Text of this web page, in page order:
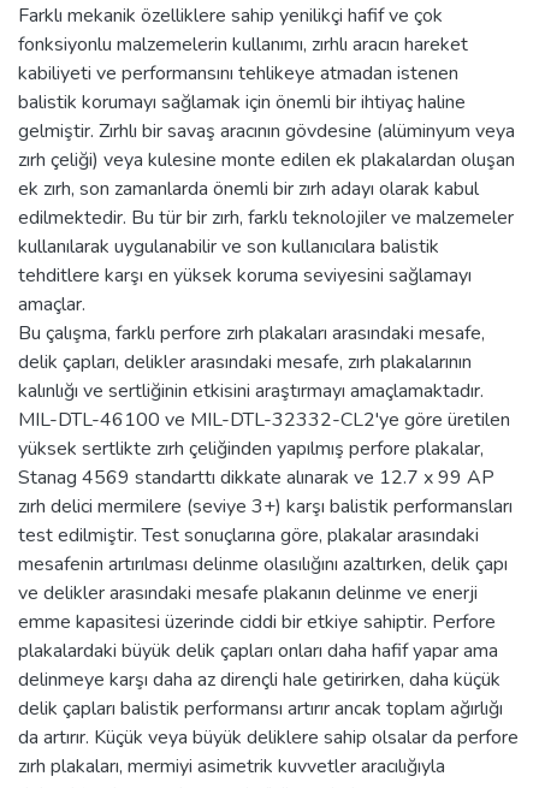
Farklı mekanik özelliklere sahip yenilikçi hafif ve çok
fonksiyonlu malzemelerin kullanımı, zırhlı aracın hareket
kabiliyeti ve performansını tehlikeye atmadan istenen
balistik korumayı sağlamak için önemli bir ihtiyaç haline
gelmiştir. Zırhlı bir savaş aracının gövdesine (alüminyum veya
zırh çeliği) veya kulesine monte edilen ek plakalardan oluşan
ek zırh, son zamanlarda önemli bir zırh adayı olarak kabul
edilmektedir. Bu tür bir zırh, farklı teknolojiler ve malzemeler
kullanılarak uygulanabilir ve son kullanıcılara balistik
tehditlere karşı en yüksek koruma seviyesini sağlamayı
amaçlar.
Bu çalışma, farklı perfore zırh plakaları arasındaki mesafe,
delik çapları, delikler arasındaki mesafe, zırh plakalarının
kalınlığı ve sertliğinin etkisini araştırmayı amaçlamaktadır.
MIL-DTL-46100 ve MIL-DTL-32332-CL2'ye göre üretilen
yüksek sertlikte zırh çeliğinden yapılmış perfore plakalar,
Stanag 4569 standarttı dikkate alınarak ve 12.7 x 99 AP
zırh delici mermilere (seviye 3+) karşı balistik performansları
test edilmiştir. Test sonuçlarına göre, plakalar arasındaki
mesafenin artırılması delinme olasılığını azaltırken, delik çapı
ve delikler arasındaki mesafe plakanın delinme ve enerji
emme kapasitesi üzerinde ciddi bir etkiye sahiptir. Perfore
plakalardaki büyük delik çapları onları daha hafif yapar ama
delinmeye karşı daha az dirençli hale getirirken, daha küçük
delik çapları balistik performansı artırır ancak toplam ağırlığı
da artırır. Küçük veya büyük deliklere sahip olsalar da perfore
zırh plakaları, mermiyi asimetrik kuvvetler aracılığıyla